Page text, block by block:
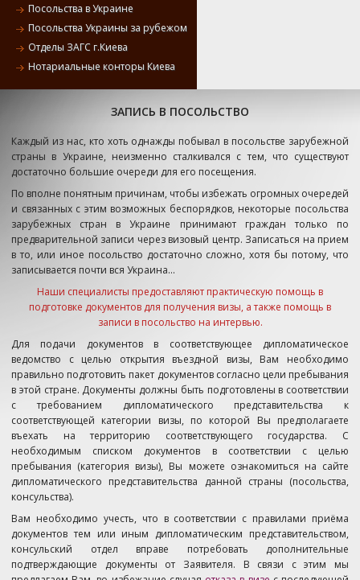
Посольства в Украине
Посольства Украины за рубежом
Отделы ЗАГС г.Киева
Нотариальные конторы Киева
ЗАПИСЬ В ПОСОЛЬСТВО
Каждый из нас, кто хоть однажды побывал в посольстве зарубежной
страны в Украине, неизменно сталкивался с тем, что существуют
достаточно большие очереди для его посещения.
По вполне понятным причинам, чтобы избежать огромных очередей
и связанных с этим возможных беспорядков, некоторые посольства
зарубежных стран в Украине принимают граждан только по
предварительной записи через визовый центр. Записаться на прием
в то, или иное посольство достаточно сложно, хотя бы потому, что
записывается почти вся Украина...
Наши специалисты предоставляют практическую помощь в
подготовке документов для получения визы, а также помощь в
записи в посольство на интервью.
Для подачи документов в соответствующее дипломатическое
ведомство с целью открытия въездной визы, Вам необходимо
правильно подготовить пакет документов согласно цели пребывания
в этой стране. Документы должны быть подготовлены в соответствии
с требованием дипломатического представительства к
соответствующей категории визы, по которой Вы предполагаете
въехать на территорию соответствующего государства. С
необходимым списком документов в соответствии с целью
пребывания (категория визы), Вы можете ознакомиться на сайте
дипломатического представительства данной страны (посольства,
консульства).
Вам необходимо учесть, что в соответствии с правилами приёма
документов тем или иным дипломатическим представительством,
консульский отдел вправе потребовать дополнительные
подтверждающие документы от Заявителя. В связи с этим мы